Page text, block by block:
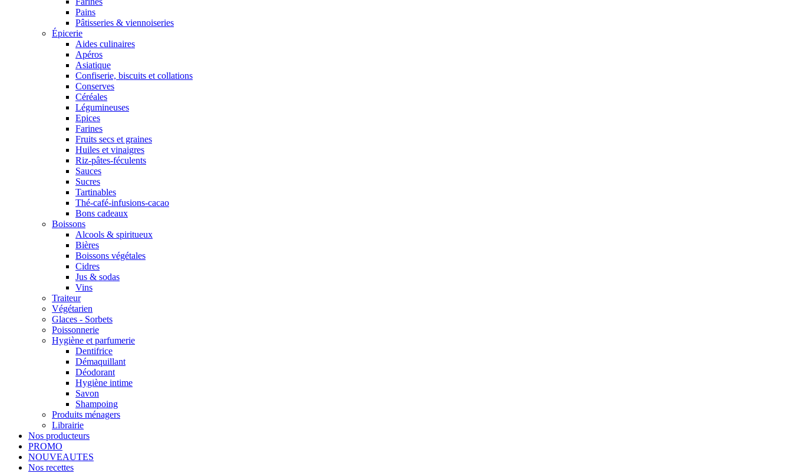
Pains
Pâtisseries & viennoiseries
Épicerie
Aides culinaires
Apéros
Asiatique
Confiserie, biscuits et collations
Conserves
Céréales
Légumineuses
Epices
Farines
Fruits secs et graines
Huiles et vinaigres
Riz-pâtes-féculents
Sauces
Sucres
Tartinables
Thé-café-infusions-cacao
Bons cadeaux
Boissons
Alcools & spiritueux
Bières
Boissons végétales
Cidres
Jus & sodas
Vins
Traiteur
Végétarien
Glaces - Sorbets
Poissonnerie
Hygiène et parfumerie
Dentifrice
Démaquillant
Déodorant
Hygiène intime
Savon
Shampoing
Produits ménagers
Librairie
Nos producteurs
PROMO
NOUVEAUTES
Nos recettes